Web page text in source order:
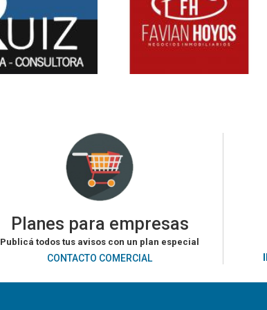
Planes para empresas
Publicá todos tus avisos con un plan especial
CONTACTO COMERCIAL